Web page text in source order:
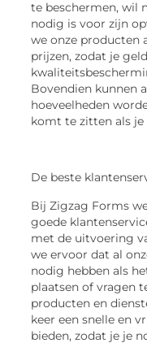
te beschermen, wil
nodig is voor zijn
we onze producten
prijzen, zodat je
Bovendien kunnen
hoeveelheden
komt te zitten als je
De beste
Bij Zigzag Forms
goede
met de uitvoering
we ervoor dat al
nodig hebben als
plaatsen of vragen
producten en
keer een snelle en
bieden, zodat je je